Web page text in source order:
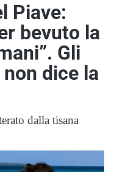
Piave:
bevuto la
Gli
dice la
dalla tisana